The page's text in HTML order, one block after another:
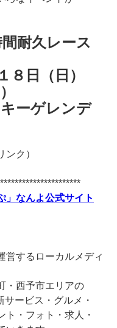
耐久レース
８日（日）
ーゲレンデ
ンク）
」なんよ公式サイト
営するローカルメディ
・西予市エリアの
ービス・グルメ・
ト・フォト・求人・